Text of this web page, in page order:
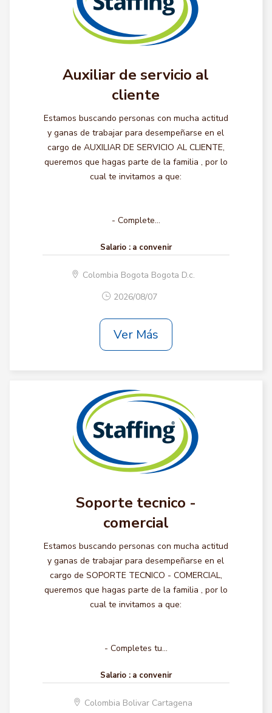
Auxiliar de servicio al
cliente
Estamos buscando personas con mucha actitud
y ganas de trabajar para desempeñarse en el
cargo de AUXILIAR DE SERVICIO AL CLIENTE,
queremos que hagas parte de la familia , por lo
cual te invitamos a que:
- Complete...
Salario : a convenir
Colombia Bogota Bogota D.c.
2026/08/07
Ver Más
Soporte tecnico -
comercial
Estamos buscando personas con mucha actitud
y ganas de trabajar para desempeñarse en el
cargo de SOPORTE TECNICO - COMERCIAL,
queremos que hagas parte de la familia , por lo
cual te invitamos a que:
- Completes tu...
Salario : a convenir
Colombia Bolivar Cartagena